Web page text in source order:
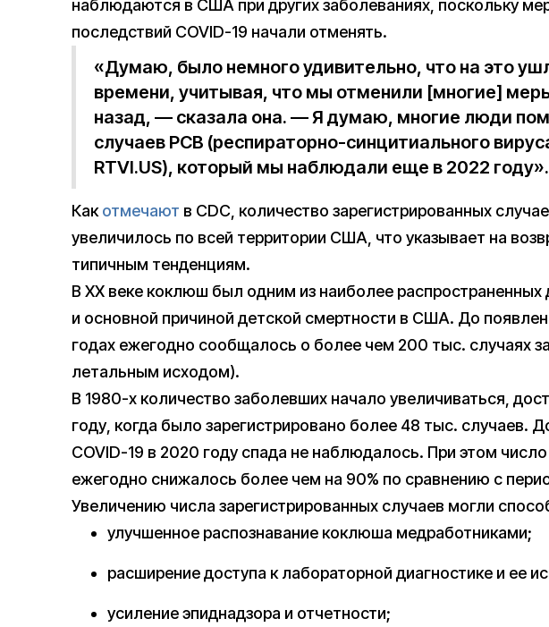
наблюдаются в США при других заболеваниях, поскольку
последствий COVID-19 начали отменять.
«Думаю, было немного удивительно, что на это
времени, учитывая, что мы отменили [многие]
назад, — сказала она. — Я думаю, многие люди
случаев РСВ (респираторно-синцитиального
RTVI.US), который мы наблюдали еще в 2022 году».
Какотмечают в CDC, количество зарегистрированных
увеличилось по всей территории США, что указывает на
типичным тенденциям.
В XX веке коклюш был одним из наиболее распространенных
и основной причиной детской смертности в США. До
годах ежегодно сообщалось о более чем 200 тыс. случаях
летальным исходом).
В 1980-х количество заболевших начало увеличиваться,
году, когда было зарегистрировано более 48 тыс. случаев.
COVID-19 в 2020 году спада не наблюдалось. При этом
ежегодно снижалось более чем на 90% по сравнению с
Увеличению числа зарегистрированных случаев могли
улучшенное распознавание коклюша медработниками;
расширение доступа к лабораторной диагностике и ее
усиление эпиднадзора и отчетности;